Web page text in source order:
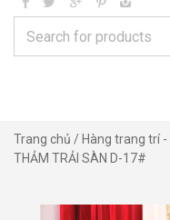
Trang chủ / Hàng trang trí -
THẢM TRẢI SÀN D-17#